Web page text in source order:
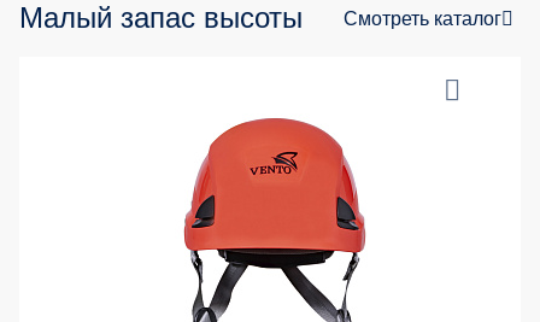
Малый запас высоты Смотреть каталог